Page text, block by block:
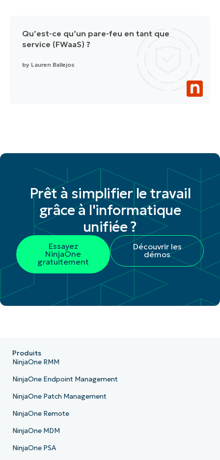
Qu’est-ce qu’un pare-feu en tant que
service (FWaaS) ?
by Lauren Ballejos
Prêt à simplifier le travail
grâce à l'informatique
unifiée ?
Essayez
NinjaOne
gratuitement
Découvrir les
démos
Produits
NinjaOne RMM
NinjaOne Endpoint Management
NinjaOne Patch Management
NinjaOne Remote
NinjaOne MDM
NinjaOne PSA